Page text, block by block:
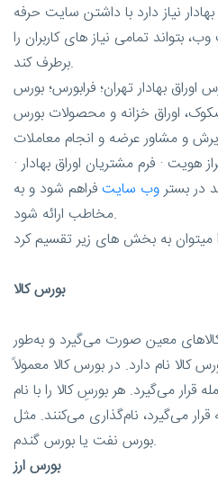
نیاز دارد با داشتن سایت حرفه
بتواند تمامی نیاز های کاربران را
برطرف کند.
اوراق بهادار تهران؛ فرابورس؛ بورس
صکوک، اوراق خزانه و محصولات بورس
و مشاور عرضه و انجام معاملات
هویت · فرم مشتریان اوراق بهادار ·
در بستروب سایتفراهم شود و به
مخاطب ارائه شود.
بورس کالا
معین صورت می‌گیرد و به‌طور
کالا نام دارد. در بورس کالا معمولاً
قرار می‌گیرد. هر بورسِ کالا را با نام
می‌گیرد، نام‌گذاری می‌کنند. مثل
بورس نفت یا بورس گندم.
بورس ارز